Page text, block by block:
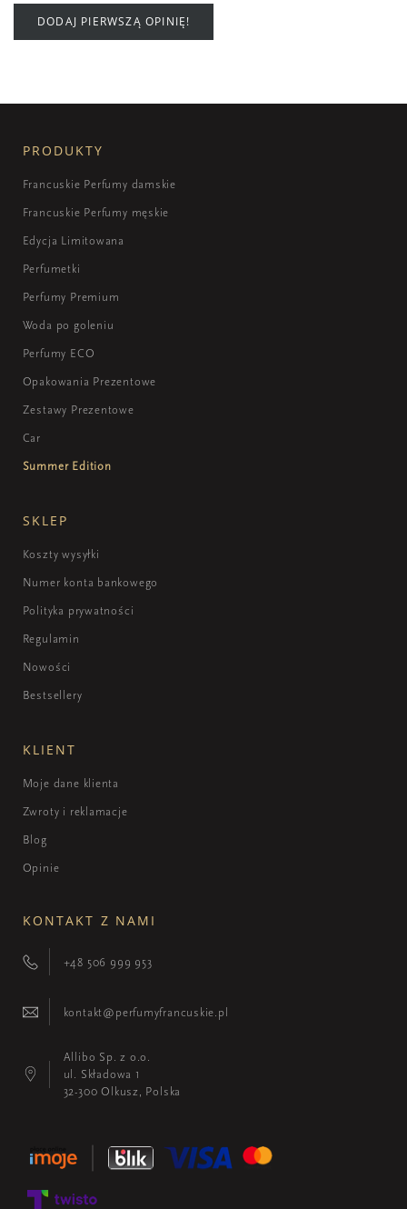
DODAJ PIERWSZĄ OPINIĘ!
PRODUKTY
Francuskie Perfumy damskie
Francuskie Perfumy męskie
Edycja Limitowana
Perfumetki
Perfumy Premium
Woda po goleniu
Perfumy ECO
Opakowania Prezentowe
Zestawy Prezentowe
Car
Summer Edition
SKLEP
Koszty wysyłki
Numer konta bankowego
Polityka prywatności
Regulamin
Nowości
Bestsellery
KLIENT
Moje dane klienta
Zwroty i reklamacje
Blog
Opinie
KONTAKT Z NAMI
+48 506 999 953
kontakt@perfumyfrancuskie.pl
Allibo Sp. z o.o.
ul. Składowa 1
32-300 Olkusz, Polska